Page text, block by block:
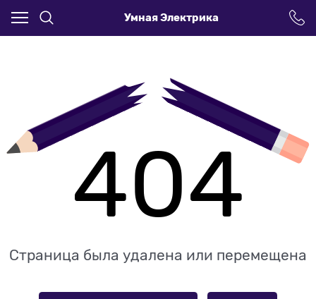
Умная Электрика
404
Страница была удалена или перемещена